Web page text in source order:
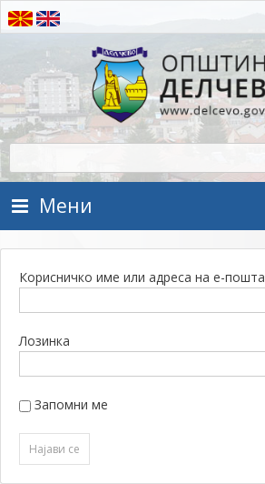
Прескокнете на содржината
Општина Делчево
Општина Делчево
Мени
Корисничко име или адреса на е-пошта
Лозинка
Запомни ме